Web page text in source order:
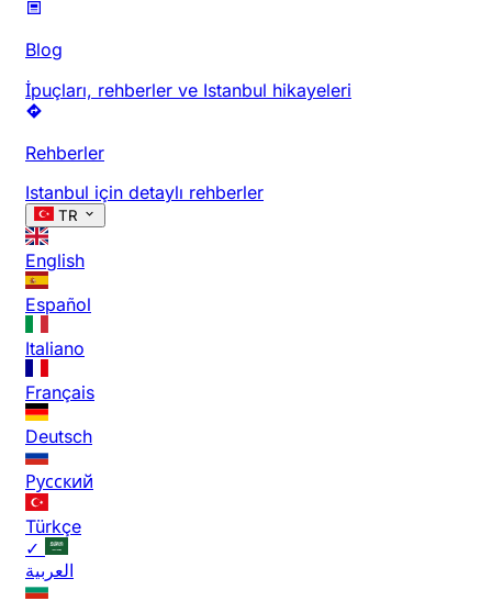
Blog
İpuçları, rehberler ve Istanbul hikayeleri
Rehberler
Istanbul için detaylı rehberler
TR
English
Español
Italiano
Français
Deutsch
Русский
Türkçe
✓
العربية